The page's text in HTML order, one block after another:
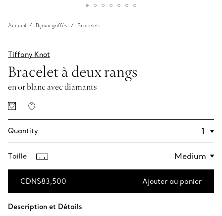
Accueil Bijoux griffés Bracelets
Tiffany Knot
Bracelet à deux rangs
en or blanc avec diamants
Quantity
Taille
CDN$83,500 Ajouter au panier
Description et Détails